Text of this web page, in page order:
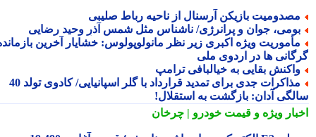
بازیکن آرسنال از ناحیه رباط صلیبی
جوان و پرانرژی/ ناشناس مثل شمس آذرِ وحید رضایی
ویژه اکبری زیر نظر مانولوپولوس: خشایار آخرین بازمانده
ها در اردوی ملی
بقایی به خیالبافی ترامپ
مذاکرات جدی برای تمدید قرارداد با گلر اسپانیایی/ کادوی تولد 40
آدان: بازگشت به استقلال!
ویژهو قیمت خودرو | چرخان